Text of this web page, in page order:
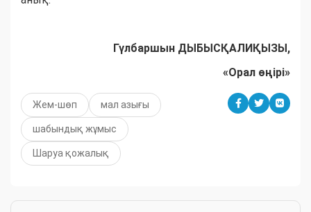
Гүлбаршын ДЫБЫСҚАЛИҚЫЗЫ,
«Орал өңірі»
Жем-шөп мал азығы
шабындық жұмыс
Шаруа қожалық